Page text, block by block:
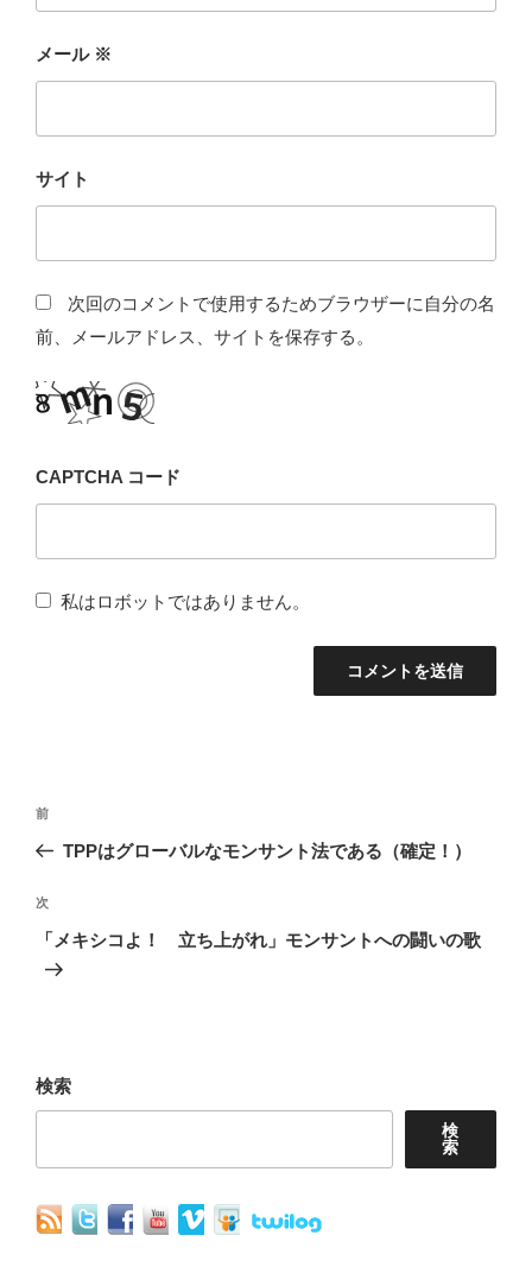
メール ※
サイト
次回のコメントで使用するためブラウザーに自分の名
前、メールアドレス、サイトを保存する。
CAPTCHA コード
私はロボットではありません。
投
稿
ビ
ゲ
ー
ン
前
の
稿
前
TPPはグローバルなモンサント法である（確定！）
次
の
次
「メキシコよ！ 立ち上がれ」モンサントへの闘いの歌
検索
検
索